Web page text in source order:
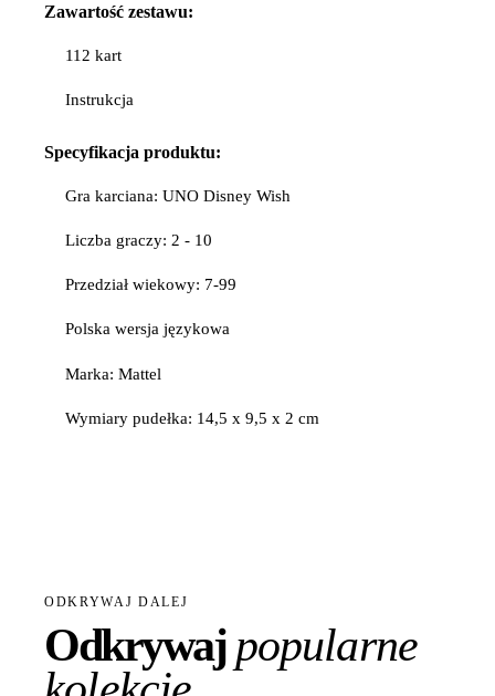
Zawartość zestawu:
112 kart
Instrukcja
Specyfikacja produktu:
Gra karciana: UNO Disney Wish
Liczba graczy: 2 - 10
Przedział wiekowy: 7-99
Polska wersja językowa
Marka: Mattel
Wymiary pudełka: 14,5 x 9,5 x 2 cm
ODKRYWAJ DALEJ
Odkrywajpopularne